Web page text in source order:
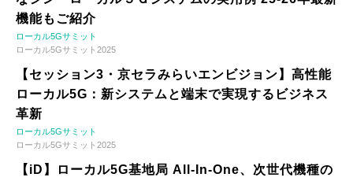
機能もご紹介
ローカル5Gサミット
ローカル5Gサミット2025
【セッション3・京セラみらいエンビジョン】高性能
ローカル5G：新システムと端末で実現するビジネス
革新
ローカル5Gサミット
ローカル5Gサミット2025
【iD】ローカル5G基地局 All-In-One、次世代機種の